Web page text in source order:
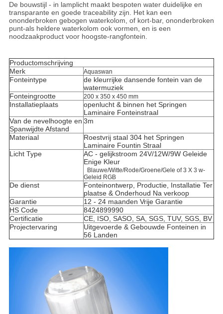
De bouwstijl - in lamplicht maakt bespoten water duidelijke en
transparante en goede traceability zijn. Het kan een
ononderbroken gebogen waterkolom, of kort-bar, ononderbroken
punt-als heldere waterkolom ook vormen, en is een
noodzaakproduct voor hoogste-rangfontein.
Productomschrijving
Merk
Aquaswan
Fonteintype
de kleurrijke dansende fontein van de
watermuziek
Fonteingrootte
200 x 350 x 450 mm
Installatieplaats
openlucht & binnen het Springen
Laminaire Fonteinstraal
Van de nevelhoogte en
Spanwijdte Afstand
3m
Materiaal Roestvrij staal 304het Springen
Laminaire Fountin Straal
Licht Type
AC - gelijkstroom 24V/12W/9W Geleide
Enige Kleur
Blauwe/Witte/Rode/Groene/Gele of 3 X 3 w-
Geleid RGB
De dienst
Fonteinontwerp, Productie, Installatie Ter
plaatse & Onderhoud Na verkoop
Garantie
12 - 24 maanden Vrije Garantie
HS Code
8424899990
Certificatie
CE, ISO, SASO, SA, SGS, TUV, SGS, BV
Projectervaring
Uitgevoerde & Gebouwde Fonteinen in
56 Landen